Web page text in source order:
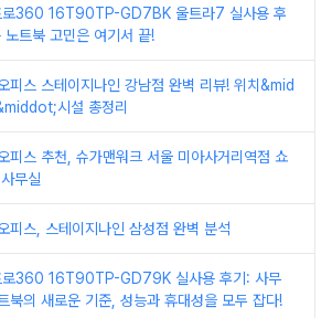
로360 16T90TP-GD7BK 울트라7 실사용 후
노트북 고민은 여기서 끝!
피스 스테이지나인 강남점 완벽 리뷰! 위치&mid
시설 총정리
피스 추천, 슈가맨워크 서울 미아사거리역점 쇼
무실
피스, 스테이지나인 삼성점 완벽 분석
로360 16T90TP-GD79K 실사용 후기: 사무
북의 새로운 기준, 성능과 휴대성을 모두 잡다!